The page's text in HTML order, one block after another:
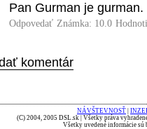
Pan Gurman je gurman.
Odpovedať Známka: 10.0
komentár
NÁVŠTEVNOSŤ
(C) 2004, 2005 DSL.sk | Všetky práva
Všetky uvedené informácie sú